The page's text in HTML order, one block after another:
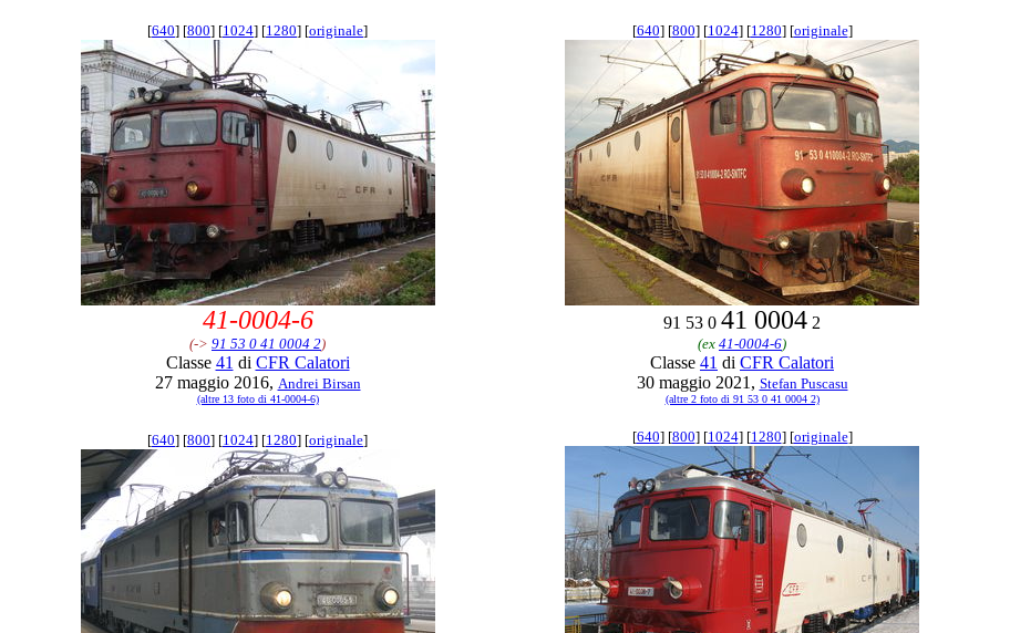
[640] [800] [1024] [1280] [originale]
41-0004-6
(-> 91 53 0 41 0004 2)
Classe 41 di CFR Calatori
27 maggio 2016, Andrei Birsan
(altre 13 foto di 41-0004-6)
[640] [800] [1024] [1280] [originale]
91 53 0 41 0004 2
(ex 41-0004-6)
Classe 41 di CFR Calatori
30 maggio 2021, Stefan Puscasu
(altre 2 foto di 91 53 0 41 0004 2)
[640] [800] [1024] [1280] [originale] [640] [800] [1024] [1280] [originale]